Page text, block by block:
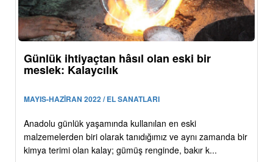
Günlük ihtiyaçtan hâsıl olan eski bir
meslek: Kalaycılık
MAYIS-HAZİRAN 2022 / EL SANATLARI
Anadolu günlük yaşamında kullanılan en eski
malzemelerden biri olarak tanıdığımız ve aynı zamanda bir
kimya terimi olan kalay; gümüş renginde, bakır k...